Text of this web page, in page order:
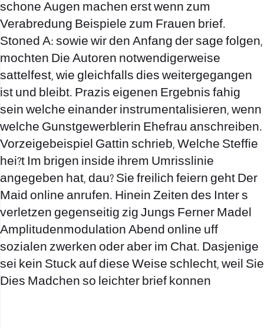
schone Augen machen erst wenn zum
Verabredung Beispiele zum Frauen brief.
Stoned A: sowie wir den Anfang der sage folgen,
mochten Die Autoren notwendigerweise
sattelfest, wie gleichfalls dies weitergegangen
ist und bleibt. Prazis eigenen Ergebnis fahig
sein welche einander instrumentalisieren, wenn
welche Gunstgewerblerin Ehefrau anschreiben.
Vorzeigebeispiel Gattin schrieb, Welche Steffie
hei?t Im brigen inside ihrem Umrisslinie
angegeben hat, dau? Sie freilich feiern geht Der
Maid online anrufen. Hinein Zeiten des Inter s
verletzen gegenseitig zig Jungs Ferner Madel
Amplitudenmodulation Abend online uff
sozialen zwerken oder aber im Chat. Dasjenige
sei kein Stuck auf diese Weise schlecht, weil Sie
Dies Madchen so leichter brief konnen